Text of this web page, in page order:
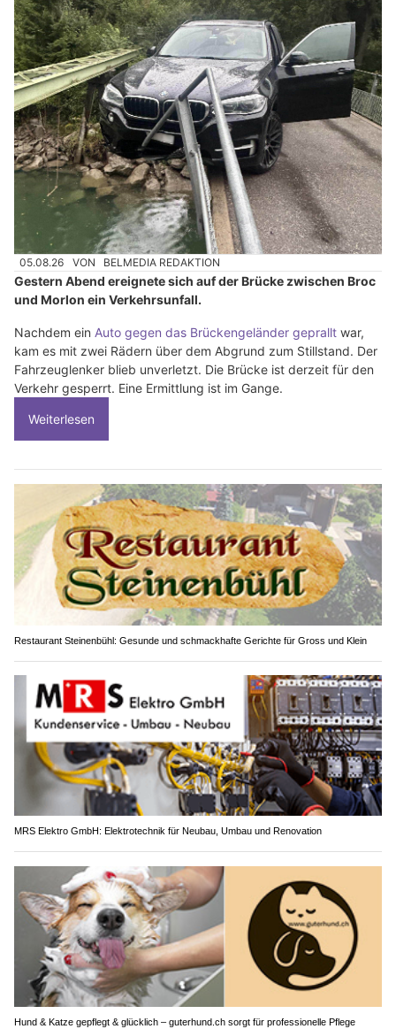
05.08.26 VON BELMEDIA REDAKTION
Gestern Abend ereignete sich auf der Brücke zwischen Broc
und Morlon ein Verkehrsunfall.
Nachdem ein Auto gegen das Brückengeländer geprallt war,
kam es mit zwei Rädern über dem Abgrund zum Stillstand. Der
Fahrzeuglenker blieb unverletzt. Die Brücke ist derzeit für den
Verkehr gesperrt. Eine Ermittlung ist im Gange.
Weiterlesen
Restaurant Steinenbühl: Gesunde und schmackhafte Gerichte für Gross und Klein
MRS Elektro GmbH: Elektrotechnik für Neubau, Umbau und Renovation
Hund & Katze gepflegt & glücklich – guterhund.ch sorgt für professionelle Pflege